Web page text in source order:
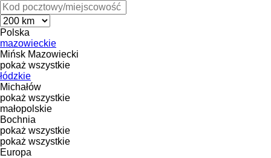
Polska
mazowieckie
Mińsk Mazowiecki
pokaż wszystkie
łódzkie
Michałów
pokaż wszystkie
małopolskie
Bochnia
pokaż wszystkie
pokaż wszystkie
Europa